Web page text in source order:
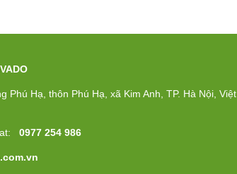
Phú Hạ, thôn Phú Hạ, xã Kim Anh, TP. Hà Nội, Việt
0977 254 986